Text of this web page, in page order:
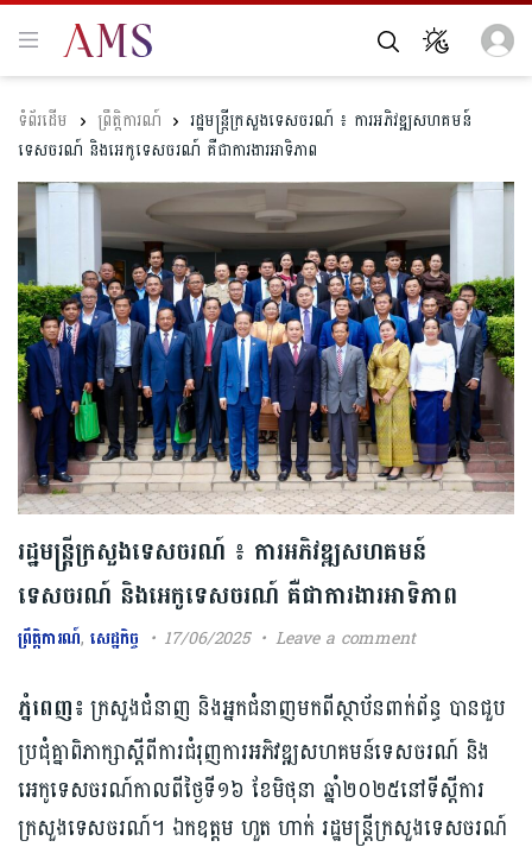
ព្រឹត្តិការណ៍
រដ្ឋមន្ត្រីក្រសួងទេសចរណ៍ ៖ ការអភិវឌ្ឍសហគមន៍
ទេសចរណ៍ និងអេកូទេសចរណ៍ គឺជាការងារអាទិភាព
រដ្ឋមន្ត្រីក្រសួងទេសចរណ៍ ៖ ការអភិវឌ្ឍសហគមន៍
ទេសចរណ៍ និងអេកូទេសចរណ៍ គឺជាការងារអាទិភាព
ព្រឹត្តិការណ៍,សេដ្ឋកិច្ច 17/06/2025 Leave a comment
ភ្នំពេញ៖ ក្រសួងជំនាញ និងអ្នកជំនាញមកពីស្ថាប័នពាក់ព័ន្ធ បានជួប
ប្រជុំគ្នាពិភាក្សាស្តីពីការជំរុញការអភិវឌ្ឍសហគមន៍ទេសចរណ៍ និង
អេកូទេសចរណ៍កាលពីថ្ងៃទី១៦ ខែមិថុនា ឆ្នាំ២០២៥នៅទីស្តីការ
ក្រសួងទេសចរណ៍។ ឯកឧត្តម ហួត ហាក់ រដ្ឋមន្ត្រីក្រសួងទេសចរណ៍